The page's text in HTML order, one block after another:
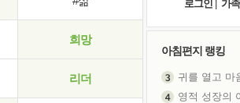
희망
리더
로그인
가
아침편지 랭킹
영적 성장의